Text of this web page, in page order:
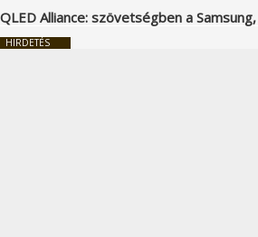
bejegyzés
QLED Alliance: szövetségben a
HIRDETÉS